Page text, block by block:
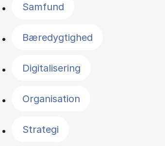
Samfund
Bæredygtighed
Digitalisering
Organisation
Strategi